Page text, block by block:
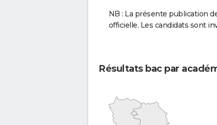
NB : La présente publication
officielle. Les candidats sont
Résultats bac par